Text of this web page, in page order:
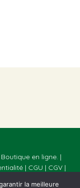
en ligne. |
| CGU | CGV|
la meilleure